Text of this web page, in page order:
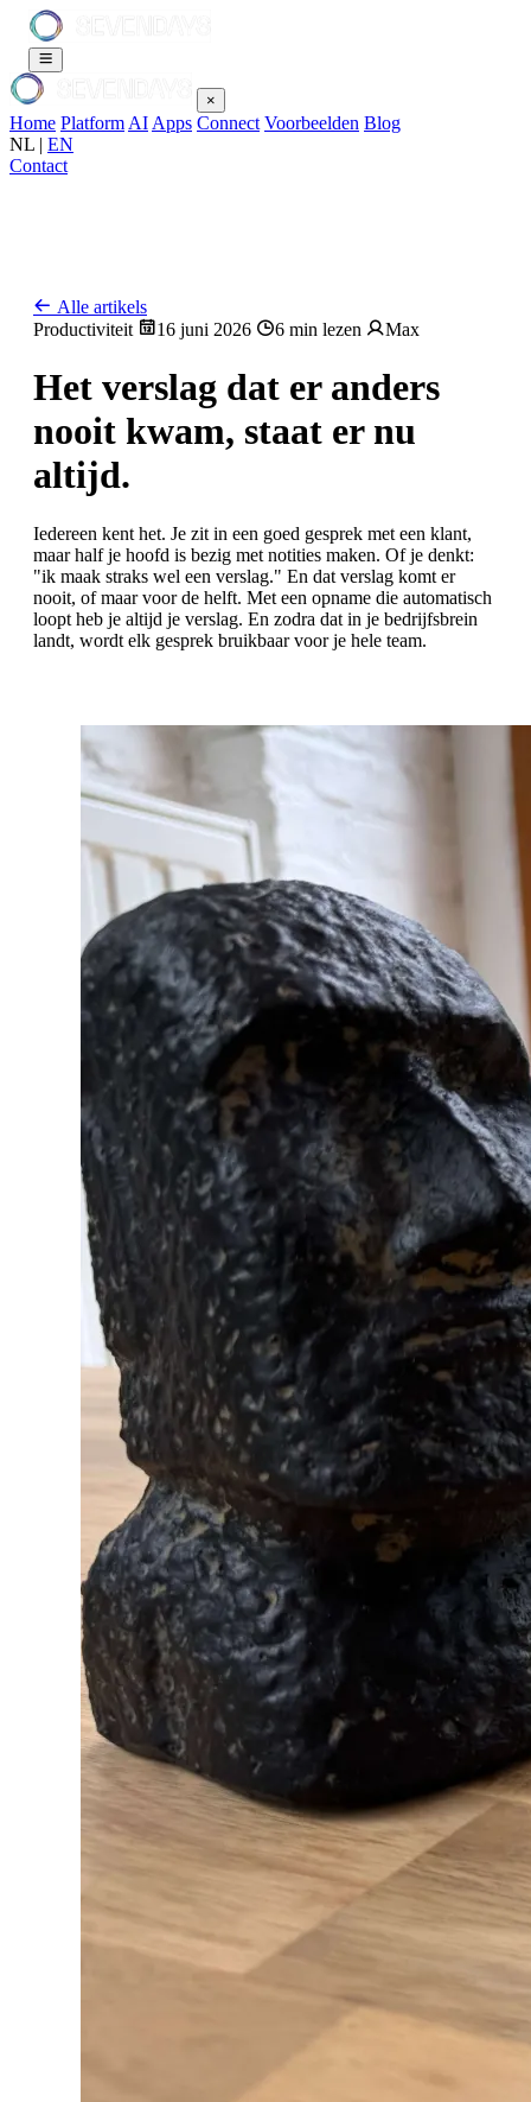
×
Home Platform AI Apps Connect Voorbeelden Blog
NL | EN
Contact
Alle artikels
Productiviteit
16 juni 2026 6 min lezen Max
Het verslag dat er anders
nooit kwam, staat er nu
altijd.
Iedereen kent het. Je zit in een goed gesprek met een klant,
maar half je hoofd is bezig met notities maken. Of je denkt:
"ik maak straks wel een verslag." En dat verslag komt er
nooit, of maar voor de helft. Met een opname die automatisch
loopt heb je altijd je verslag. En zodra dat in je bedrijfsbrein
landt, wordt elk gesprek bruikbaar voor je hele team.